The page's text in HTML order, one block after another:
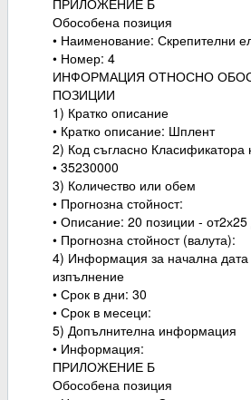
ПРИЛОЖЕНИЕ Б
Обособена позиция
• Наименование: Скрепителни
• Номер: 4
ИНФОРМАЦИЯ ОТНОСНО
ПОЗИЦИИ
1) Кратко описание
• Кратко описание: Шплент
2) Код съгласно
• 35230000
3) Количество или обем
• Прогнозна стойност:
• Описание: 20 позиции -
• Прогнозна стойност (валута):
4) Информация за начална дата
изпълнение
• Срок в дни: 30
• Срок в месеци:
5) Допълнителна информация
• Информация:
ПРИЛОЖЕНИЕ Б
Обособена позиция